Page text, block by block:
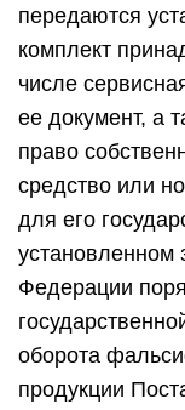
передаются
комплект
числе
ее документ, а
право
средство или
для его
установленном
Федерации
оборота
продукции